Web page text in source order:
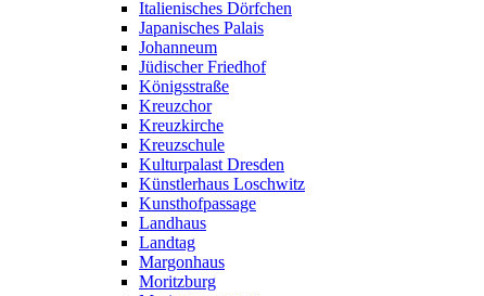
Italienisches Dörfchen
Japanisches Palais
Johanneum
Jüdischer Friedhof
Königsstraße
Kreuzchor
Kreuzkirche
Kreuzschule
Kulturpalast Dresden
Künstlerhaus Loschwitz
Kunsthofpassage
Landhaus
Landtag
Margonhaus
Moritzburg